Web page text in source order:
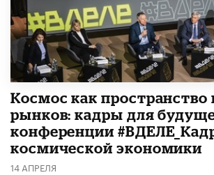
Космос как пространство
рынков: кадры для
конференции
космической экономики
14 АПРЕЛЯ